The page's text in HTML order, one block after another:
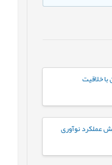
خلاقیت
عملکرد نوآوری